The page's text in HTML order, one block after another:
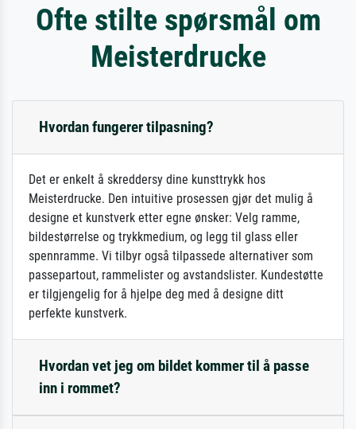
Ofte stilte spørsmål om
Meisterdrucke
Hvordan fungerer tilpasning?
Det er enkelt å skreddersy dine kunsttrykk hos
Meisterdrucke. Den intuitive prosessen gjør det mulig å
designe et kunstverk etter egne ønsker: Velg ramme,
bildestørrelse og trykkmedium, og legg til glass eller
spennramme. Vi tilbyr også tilpassede alternativer som
passepartout, rammelister og avstandslister. Kundestøtte
er tilgjengelig for å hjelpe deg med å designe ditt
perfekte kunstverk.
Hvordan vet jeg om bildet kommer til å passe
inn i rommet?